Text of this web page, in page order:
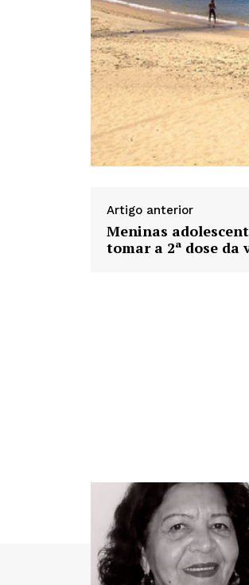
Artigo anterior
Meninas
tomar a 2ª dose da